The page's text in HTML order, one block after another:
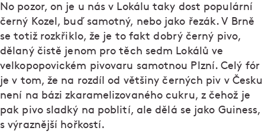
No pozor, on je u nás v Lokálu taky dost populární
černý Kozel, buď samotný, nebo jako řezák. V Brně
se totiž rozkřiklo, že je to fakt dobrý černý pivo,
dělaný čistě jenom pro těch sedm Lokálů ve
velkopopovickém pivovaru samotnou Plzní. Celý fór
je v tom, že na rozdíl od většiny černých piv v Česku
není na bázi zkaramelizovaného cukru, z čehož je
pak pivo sladký na poblití, ale dělá se jako Guiness,
s výraznější hořkostí.